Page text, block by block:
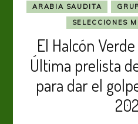
ARABIA SAUDITA
SELECCIONES
El Halcón
Última prelista
para dar el